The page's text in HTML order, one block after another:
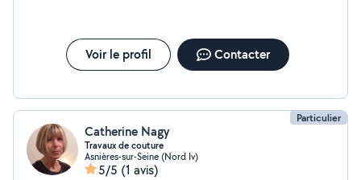
Voir le profil Contacter
Particulier
Catherine Nagy
Travaux de couture
Asnières-sur-Seine (Nord Iv)
5/5 (1 avis)